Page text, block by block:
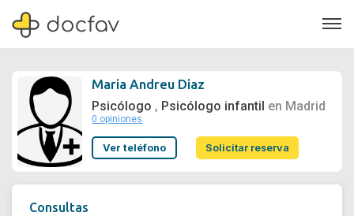
Soporte
Maria Andreu Diaz
Psicólogo , Psicólogo infantil en Madrid
0 opiniones
Ver teléfono Solicitar reserva
Consultas